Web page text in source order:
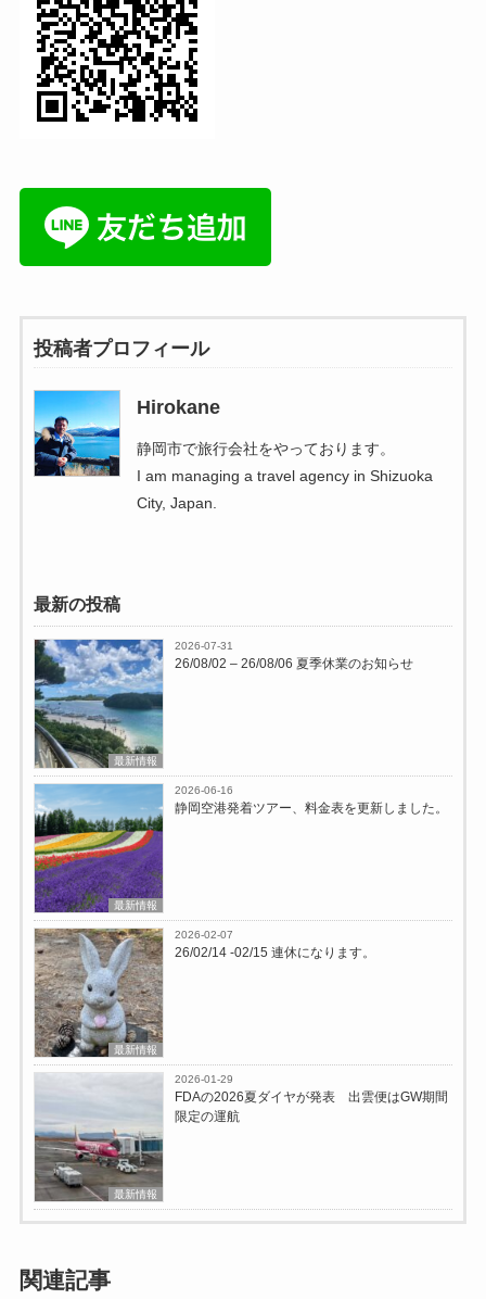
投稿者プロフィール
Hirokane
静岡市で旅行会社をやっております。
I am managing a travel agency in Shizuoka
City, Japan.
最新の投稿
最新情報
2026-07-31
26/08/02 – 26/08/06 夏季休業のお知らせ
最新情報
2026-06-16
静岡空港発着ツアー、料金表を更新しました。
最新情報
2026-02-07
26/02/14 -02/15 連休になります。
最新情報
2026-01-29
FDAの2026夏ダイヤが発表 出雲便はGW期間
限定の運航
関連記事